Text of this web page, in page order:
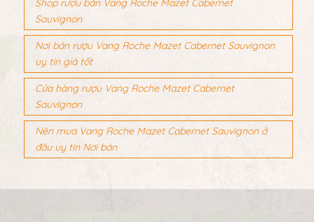
Shop rượu bán Vang Roche Mazet Cabernet
Sauvignon
Nơi bán rượu Vang Roche Mazet Cabernet Sauvignon
uy tín giá tốt
Cửa hàng rượu Vang Roche Mazet Cabernet
Sauvignon
Nên mua Vang Roche Mazet Cabernet Sauvignon ở
đâu uy tín Nơi bán